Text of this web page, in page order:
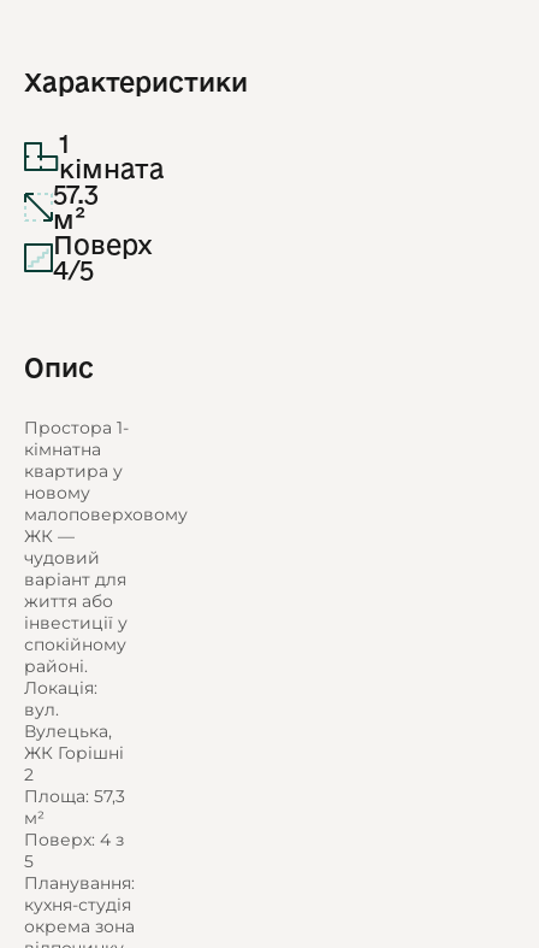
Характеристики
1
кімната
57.3
м²
Поверх
4/5
Опис
Простора 1-
кімнатна
квартира у
новому
малоповерховому
ЖК —
чудовий
варіант для
життя або
інвестиції у
спокійному
районі.
Локація:
вул.
Вулецька,
ЖК Горішні
2
Площа: 57,3
м²
Поверх: 4 з
5
Планування:
кухня-студія
окрема зона